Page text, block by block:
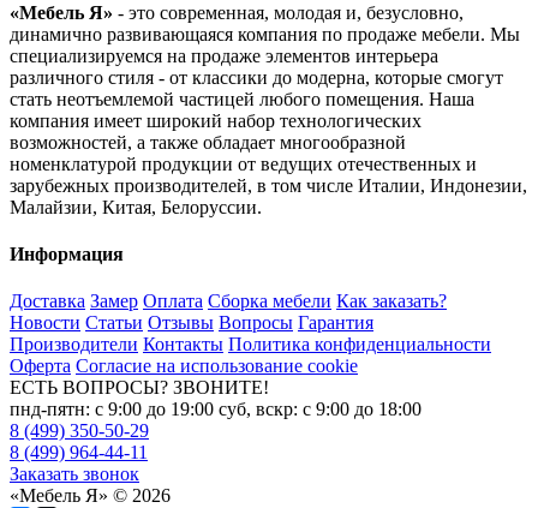
«Мебель Я» - это современная, молодая и, безусловно,
динамично развивающаяся компания по продаже мебели. Мы
специализируемся на продаже элементов интерьера
различного стиля - от классики до модерна, которые смогут
стать неотъемлемой частицей любого помещения. Наша
компания имеет широкий набор технологических
возможностей, а также обладает многообразной
номенклатурой продукции от ведущих отечественных и
зарубежных производителей, в том числе Италии, Индонезии,
Малайзии, Китая, Белоруссии.
Информация
Доставка Замер Оплата Сборка мебели Как заказать?
Новости Статьи Отзывы Вопросы Гарантия
Производители Контакты Политика конфиденциальности
Оферта Согласие на использование cookie
ЕСТЬ ВОПРОСЫ? ЗВОНИТЕ!
пнд-пятн: с 9:00 до 19:00 суб, вскр: с 9:00 до 18:00
8 (499) 350-50-29
8 (499) 964-44-11
Заказать звонок
«Мебель Я» © 2026